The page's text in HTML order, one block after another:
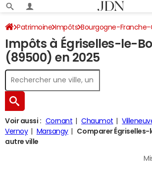
Patrimoine Impôts Bourgogne-
Égriselles-le-Bocage Impôt sur le revenu
Impôts à Égriselles-le-
(89500) en 2025
Voir aussi : Cornant Chaumot
Vernoy
Marsangy
Comparer Égriselles-
autre ville